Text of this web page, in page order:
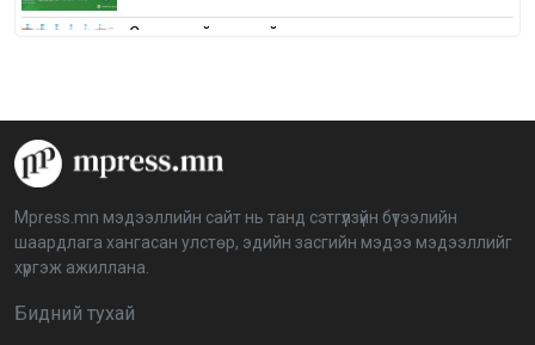
Сонгуулийн хуулийн зөрчил, шалгах,
аймагт үргэлжилж байна
BTS-ийн тоглолтыг Netflix дэлхий даяар шууд
дамжуулна
Mpress.mn мэдээллийн сайт нь танд сэтгүүлзүйн бүтээлийн
шаардлага хангасан улстөр, эдийн засгийн мэдээ мэдээллийг
хүргэж ажиллана.
Бидний тухай